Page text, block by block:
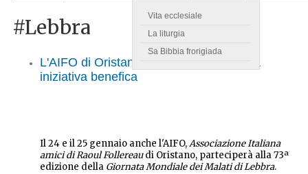
Vita ecclesiale
La liturgia
Sa Bibbia frorigiada
#Lebbra
L'AIFO di Oristano promuove una nuova
iniziativa benefica
Il 24 e il 25 gennaio anche l'AIFO,Associazione Italiana
amici di Raoul Follereaudi Oristano, parteciperà alla 73ª
edizione della Giornata Mondiale dei Malati di Lebbra.